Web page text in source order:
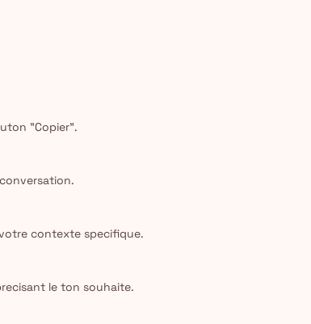
"Copier".
votre contexte specifique.
le ton souhaite.